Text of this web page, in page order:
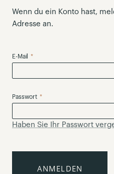
Wenn du ein Konto hast,
Adresse an.
E-Mail
Passwort
Haben Sie Ihr Passwort
ANMELDEN